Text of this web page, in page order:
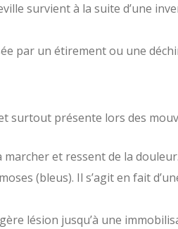
survient à la suite d’une
par un étirement ou une
surtout présente lors des
et ressent de la douleur.
(bleus). Il s’agit en fait
lésion jusqu’à une